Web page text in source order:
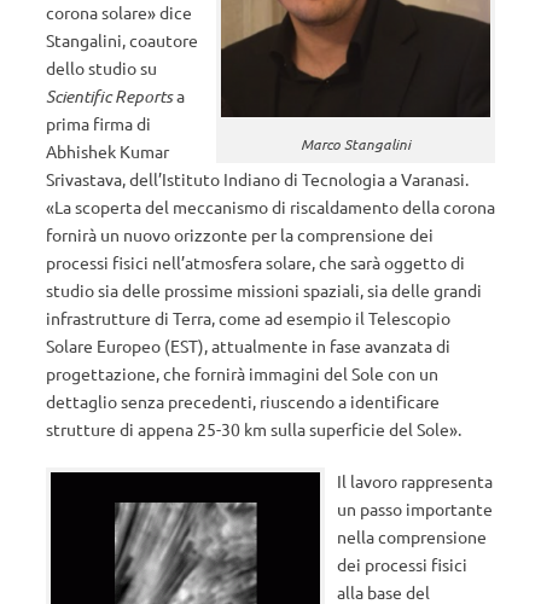
Marco Stangalini
corona solare» dice
Stangalini, coautore
dello studio su
Scientific Reportsa
prima firma di
Abhishek Kumar
Srivastava, dell’Istituto Indiano di Tecnologia a Varanasi.
«La scoperta del meccanismo di riscaldamento della corona
fornirà un nuovo orizzonte per la comprensione dei
processi fisici nell’atmosfera solare, che sarà oggetto di
studio sia delle prossime missioni spaziali, sia delle grandi
infrastrutture di Terra, come ad esempio il Telescopio
Solare Europeo (EST), attualmente in fase avanzata di
progettazione, che fornirà immagini del Sole con un
dettaglio senza precedenti, riuscendo a identificare
strutture di appena 25-30 km sulla superficie del Sole».
Il lavoro rappresenta
un passo importante
nella comprensione
dei processi fisici
alla base del